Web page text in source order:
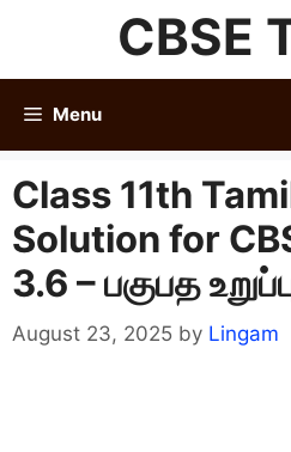
content
CBSE
Menu
Class 11th
Solution for
3.6 – பகுபத
August 23, 2025 by Lingam